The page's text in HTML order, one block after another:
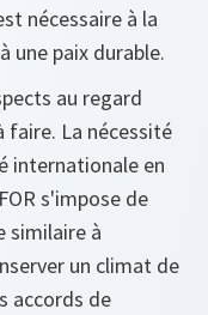
nécessaire à la
une paix durable.
au regard
faire. La nécessité
internationale en
s'impose de
similaire à
un climat de
accords de